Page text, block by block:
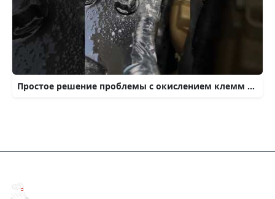
Простое решение проблемы с окислением клемм на аккумуляторе